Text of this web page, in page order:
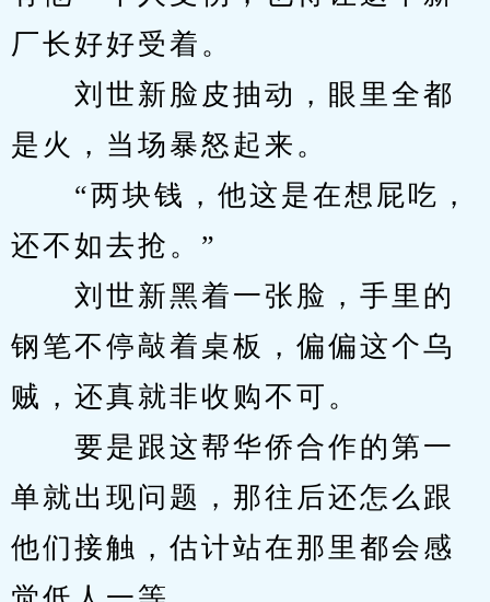
厂长好好受着。
刘世新脸皮抽动，眼里全都
是火，当场暴怒起来。
“两块钱，他这是在想屁吃，
还不如去抢。”
刘世新黑着一张脸，手里的
钢笔不停敲着桌板，偏偏这个乌
贼，还真就非收购不可。
要是跟这帮华侨合作的第一
单就出现问题，那往后还怎么跟
他们接触，估计站在那里都会感